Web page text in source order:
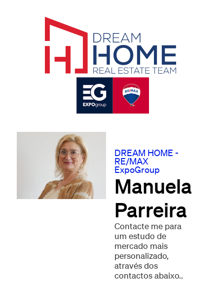
DREAM HOME -
RE/MAX
ExpoGroup
Manuela
Parreira
Contacte me para
um estudo de
mercado mais
personalizado,
através dos
contactos abaixo..